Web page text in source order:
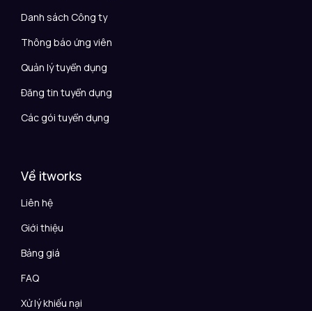
Danh sách Công ty
Thông báo ứng viên
Quản lý tuyển dụng
Đăng tin tuyển dụng
Các gói tuyển dụng
Về itworks
Liên hệ
Giới thiệu
Bảng giá
FAQ
Xử lý khiếu nại